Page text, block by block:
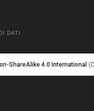
DATI
ShareAlike 4.0 International